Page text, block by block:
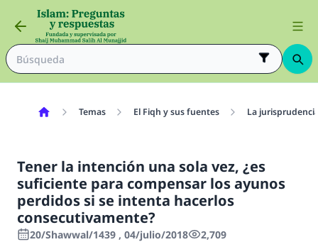
Temas El Fiqh y sus fuentes La
Tener la intención una sola vez, ¿es
suficiente para compensar los ayunos
perdidos si se intenta hacerlos
consecutivamente?
20/Shawwal/1439 , 04/julio/2018 2,709